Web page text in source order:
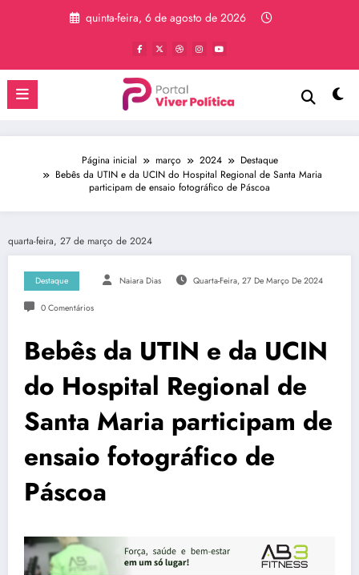
quinta-feira, 6 de agosto de 2026
Página inicial março 2024
Destaque
Bebês da UTIN e da UCIN do Hospital Regional de Santa Maria
participam de ensaio fotográfico de Páscoa
quarta-feira, 27 de março de 2024
Destaque Naiara Dias Quarta-Feira, 27 De Março De 2024
0 Comentários
Bebês da UTIN e da UCIN
do Hospital Regional de
Santa Maria participam de
ensaio fotográfico de
Páscoa